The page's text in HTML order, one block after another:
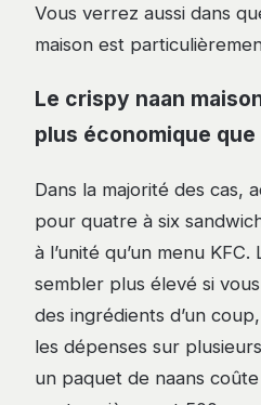
Vous verrez aussi dans
maison est
Le crispy naan
plus économique que
Dans la majorité des cas,
pour quatre à six
à l’unité qu’un menu
sembler plus élevé si
des ingrédients d’un
les dépenses sur
un paquet de naans